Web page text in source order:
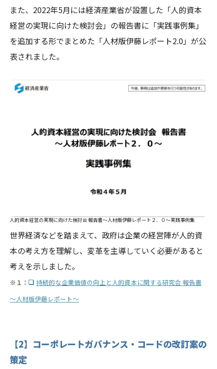
また、2022年5月には経済産業省が設置した「人的資本
経営の実現に向けた検討会」の報告書に「実践事例集」
を追加する形でまとめた「人材版伊藤レポート2.0」が公
表されました。
人的資本経営の実現に向けた検討会 報告書～人材版伊藤レポート２．０～実践事例集
世界経済などを踏まえて、政府は企業の経営陣が人的資
本の考え方を理解し、変革を主導していく必要があると
考えを示しました。
※１：
持続的な企業価値の向上と人的資本に関する研究会 報告書
～人材版伊藤レポート～
【2】コーポレートガバナンス・コードの改訂案の
策定